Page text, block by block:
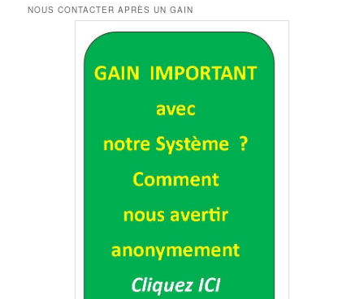
NOUS CONTACTER APRÈS UN GAIN